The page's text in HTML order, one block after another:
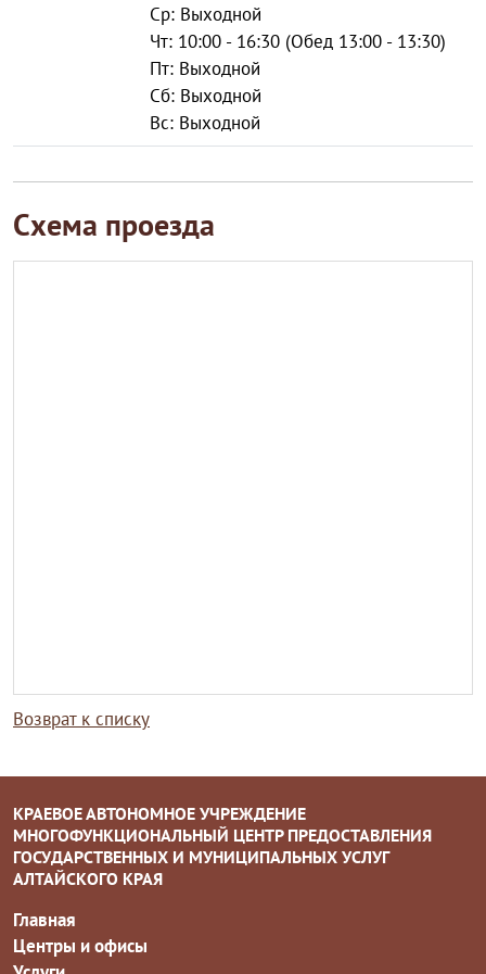
Ср: Выходной
Чт: 10:00 - 16:30 (Обед 13:00 - 13:30)
Пт: Выходной
Сб: Выходной
Вс: Выходной
Схема проезда
Возврат к списку
КРАЕВОЕ АВТОНОМНОЕ УЧРЕЖДЕНИЕ
МНОГОФУНКЦИОНАЛЬНЫЙ ЦЕНТР ПРЕДОСТАВЛЕНИЯ
ГОСУДАРСТВЕННЫХ И МУНИЦИПАЛЬНЫХ УСЛУГ
АЛТАЙСКОГО КРАЯ
Главная
Центры и офисы